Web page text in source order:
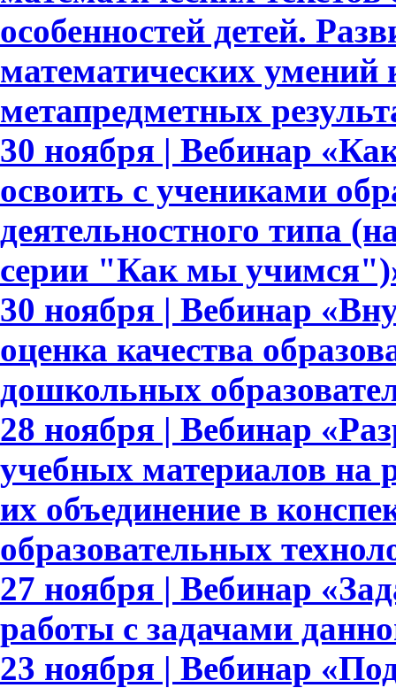
особенностей детей.
математических умений
метапредметных
30 ноября | Вебинар
освоить с учениками
деятельностного типа
серии "Как мы
30 ноября | Вебинар
оценка качества
дошкольных
28 ноября | Вебинар
учебных материалов на
их объединение в
образовательных
27 ноября | Вебинар
работы с задачами
23 ноября | Вебинар